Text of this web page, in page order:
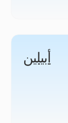
أبيلين